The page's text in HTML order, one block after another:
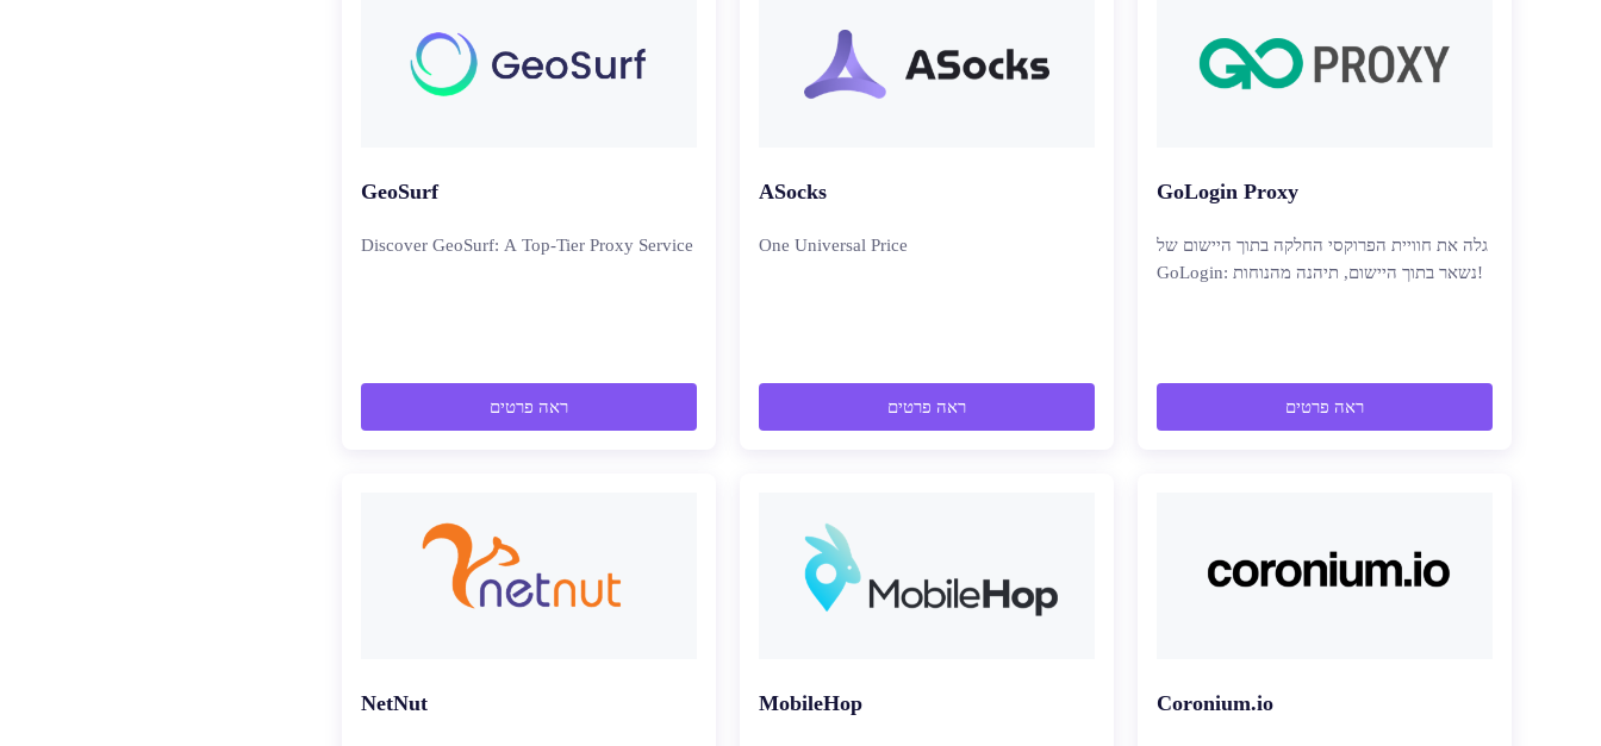
GeoSurf
Discover GeoSurf: A Top-Tier Proxy Service
ראה פרטים
ASocks
One Universal Price
ראה פרטים
GoLogin Proxy
גלה את חוויית הפרוקסי החלקה בתוך היישום של
GoLogin: נשאר בתוך היישום, תיהנה מהנוחות!
ראה פרטים
NetNut MobileHop Coronium.io